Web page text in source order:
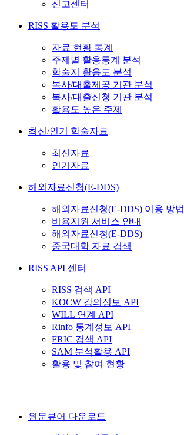
신고센터
RISS 활용도 분석
자료 현황 통계
주제별 활용통계 분석
학술지 활용도 분석
복사/대출제공 기관 분석
복사/대출신청 기관 분석
활용도 높은 주제
최신/인기 학술자료
최신자료
인기자료
해외자료신청(E-DDS)
해외자료신청(E-DDS) 이용 방법
비용지원 서비스 안내
해외자료신청(E-DDS)
중국대학 자료 검색
RISS API 센터
RISS 검색 API
KOCW 강의정보 API
WILL 연계 API
Rinfo 통계정보 API
FRIC 검색 API
SAM 분석활용 API
활용 및 참여 현황
원문뷰어 다운로드